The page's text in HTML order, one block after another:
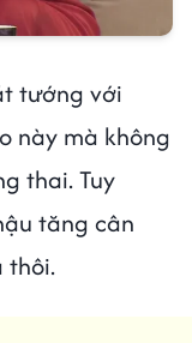
tướng với
này mà không
thai. Tuy
tăng cân
thôi.